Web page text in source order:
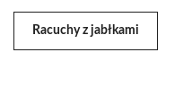
Racuchy z jabłkami